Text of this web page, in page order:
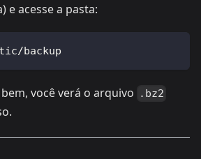
e acesse a pasta:
backup
você verá o arquivo .bz2